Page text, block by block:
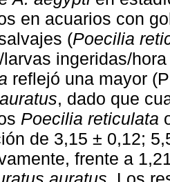
en acuarios con
(Poecilia
larvas ingeridas/
reflejó una mayor
, dado que
Poecilia reticulata
de 3,15 ± 0,12;
frente a